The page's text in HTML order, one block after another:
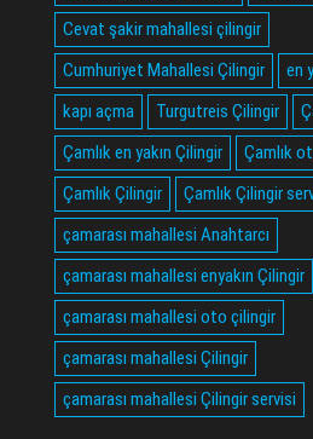
Cevat şakir mahallesi çilingir
Cumhuriyet Mahallesi Çilingir
en
kapı açma
Turgutreis Çilingir
Çamlık en yakın Çilingir
Çamlık
Çamlık Çilingir
Çamlık Çilingir
çamarası mahallesi Anahtarcı
çamarası mahallesi enyakın Çilingir
çamarası mahallesi oto çilingir
çamarası mahallesi Çilingir
çamarası mahallesi Çilingir servisi